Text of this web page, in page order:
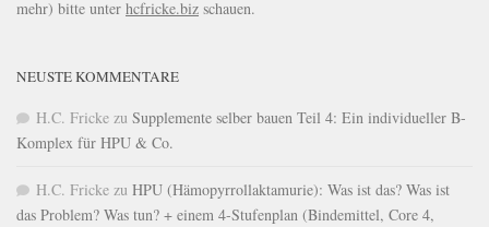
mehr) bitte unter hcfricke.biz schauen.
NEUSTE KOMMENTARE
H.C. Fricke zu Supplemente selber bauen Teil 4: Ein individueller B-
Komplex für HPU & Co.
H.C. Fricke zu HPU (Hämopyrrollaktamurie): Was ist das? Was ist
das Problem? Was tun? + einem 4-Stufenplan (Bindemittel, Core 4,